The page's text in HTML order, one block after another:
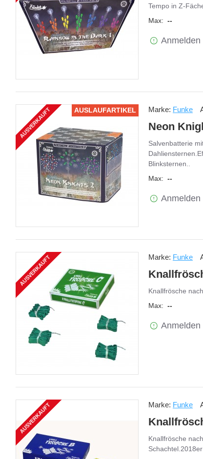
Tempo in Z-
Max: --
Anmelden
AUSLAUFARTIKEL
AUSVERKAUFT Marke: Funke
Neon
Salvenbatterie
Blinksternen..
Max: --
Anmelden
AUSVERKAUFT Marke: Funke
Knallfrösche
Max: --
Anmelden
AUSVERKAUFT Marke: Funke
Knallfrösche